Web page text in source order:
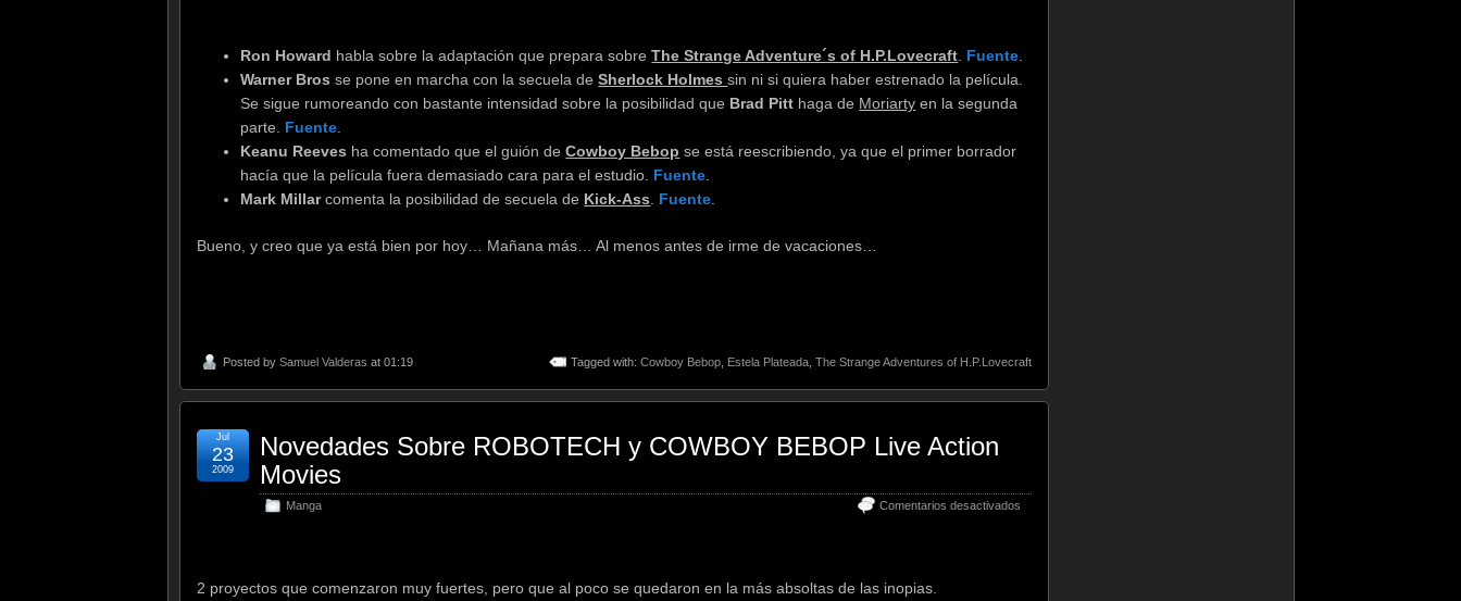
Ron Howard habla sobre la adaptación que prepara sobreThe Strange Adventure´s of H.P.Lovecraft Fuente
Warner Brosse pone en marcha con la secuela deSherlock Holmessin ni si quiera haber estrenado la película.
Se sigue rumoreando con bastante intensidad sobre la posibilidad que Brad Pitt haga de Moriarty en la segunda
parte. Fuente
Keanu Reeves ha comentado que el guión deCowboy Bebop se está reescribiendo, ya que el primer borrador
hacía que la película fuera demasiado cara para el estudio. Fuente
Mark Millarcomenta la posibilidad de secuela de Kick-Ass Fuente
Bueno, y creo que ya está bien por hoy… Mañana más… Al menos antes de irme de vacaciones…
Posted by Samuel Valderas at 01:19 Tagged with: Cowboy Bebop, Estela Plateada, The Strange Adventures of H.P.Lovecraft
Novedades Sobre ROBOTECH y COWBOY BEBOP Live Action
Movies
Manga Comentarios desactivadosen
Jul
23
2009
2 proyectos que comenzaron muy fuertes, pero que al poco se quedaron en la más absoltas de las inopias.